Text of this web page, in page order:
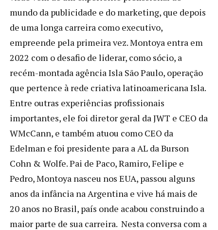
mundo da publicidade e do marketing, que depois
de uma longa carreira como executivo,
empreende pela primeira vez. Montoya entra em
2022 com o desafio de liderar, como sócio, a
recém-montada agência Isla São Paulo, operação
que pertence à rede criativa latinoamericana Isla.
Entre outras experiências profissionais
importantes, ele foi diretor geral da JWT e CEO da
WMcCann, e também atuou como CEO da
Edelman e foi presidente para a AL da Burson
Cohn & Wolfe. Pai de Paco, Ramiro, Felipe e
Pedro, Montoya nasceu nos EUA, passou alguns
anos da infância na Argentina e vive há mais de
20 anos no Brasil, país onde acabou construindo a
maior parte de sua carreira. Nesta conversa com a